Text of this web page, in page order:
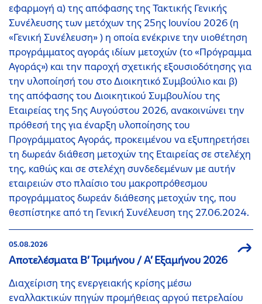
εφαρμογή α) της απόφασης της Τακτικής Γενικής
Συνέλευσης των μετόχων της 25ης Ιουνίου 2026 (η
«Γενική Συνέλευση» ) η οποία ενέκρινε την υιοθέτηση
προγράμματος αγοράς ιδίων μετοχών (το «Πρόγραμμα
Αγοράς») και την παροχή σχετικής εξουσιοδότησης για
την υλοποίησή του στο Διοικητικό Συμβούλιο και β)
της απόφασης του Διοικητικού Συμβουλίου της
Εταιρείας της 5ης Αυγούστου 2026, ανακοινώνει την
πρόθεσή της για έναρξη υλοποίησης του
Προγράμματος Αγοράς, προκειμένου να εξυπηρετήσει
τη δωρεάν διάθεση μετοχών της Εταιρείας σε στελέχη
της, καθώς και σε στελέχη συνδεδεμένων με αυτήν
εταιρειών στο πλαίσιο του μακροπρόθεσμου
προγράμματος δωρεάν διάθεσης μετοχών της, που
θεσπίστηκε από τη Γενική Συνέλευση της 27.06.2024.
05.08.2026
Αποτελέσματα Β’ Τριμήνου / Α’ Εξαμήνου 2026
Διαχείριση της ενεργειακής κρίσης μέσω
εναλλακτικών πηγών προμήθειας αργού πετρελαίου